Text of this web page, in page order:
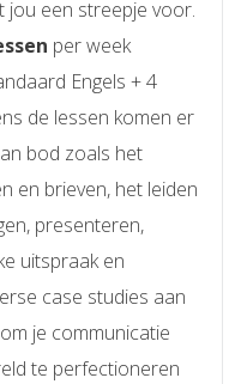
jou een streepje voor.
per week
Engels + 4
de lessen komen er
bod zoals het
en brieven, het leiden
presenteren,
uitspraak en
case studies aan
je communicatie
te perfectioneren